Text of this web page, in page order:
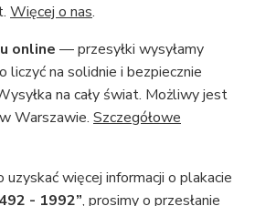
Więcej o nas.
online — przesyłki wysyłamy
liczyć na solidnie i bezpiecznie
na cały świat. Możliwy jest
Warszawie. Szczegółowe
więcej informacji o plakacie
- 1992”, prosimy o przesłanie